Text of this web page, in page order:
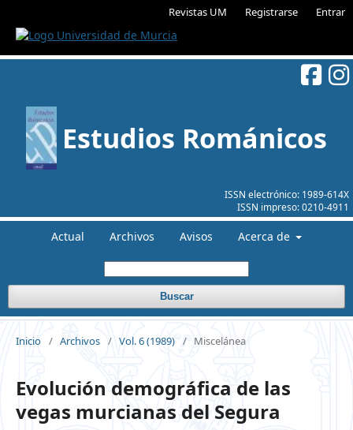
Revistas UM Registrarse Entrar
ISSN electrónico: 1989-614X
ISSN impreso:0210-4911
Estudios Románicos
Actual Archivos Avisos Acerca de
Buscar
Inicio / Archivos / Vol. 6 (1989) / Miscelánea
Evolución demográfica de las
vegas murcianas del Segura